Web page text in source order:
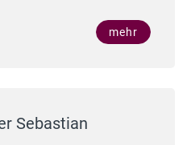
mehr
Sebastian